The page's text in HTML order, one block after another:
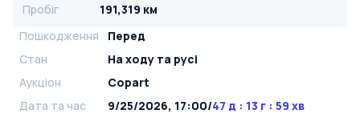
Пробіг
191,319 км
Пошкодження
Перед
Стан
На ​​ходу та русі
Аукціон
Copart
Дата та час
9/25/2026, 17:00/47 д : 13 г : 59 хв